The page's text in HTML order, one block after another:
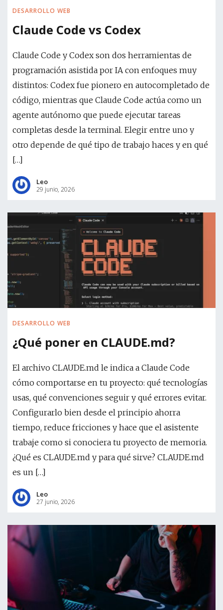
DESARROLLO WEB
Claude Code vs Codex
Claude Code y Codex son dos herramientas de
programación asistida por IA con enfoques muy
distintos: Codex fue pionero en autocompletado de
código, mientras que Claude Code actúa como un
agente autónomo que puede ejecutar tareas
completas desde la terminal. Elegir entre uno y
otro depende de qué tipo de trabajo haces y en qué
[…]
Leo
29 junio, 2026
DESARROLLO WEB
¿Qué poner en CLAUDE.md?
El archivo CLAUDE.md le indica a Claude Code
cómo comportarse en tu proyecto: qué tecnologías
usas, qué convenciones seguir y qué errores evitar.
Configurarlo bien desde el principio ahorra
tiempo, reduce fricciones y hace que el asistente
trabaje como si conociera tu proyecto de memoria.
¿Qué es CLAUDE.md y para qué sirve? CLAUDE.md
es un […]
Leo
27 junio, 2026